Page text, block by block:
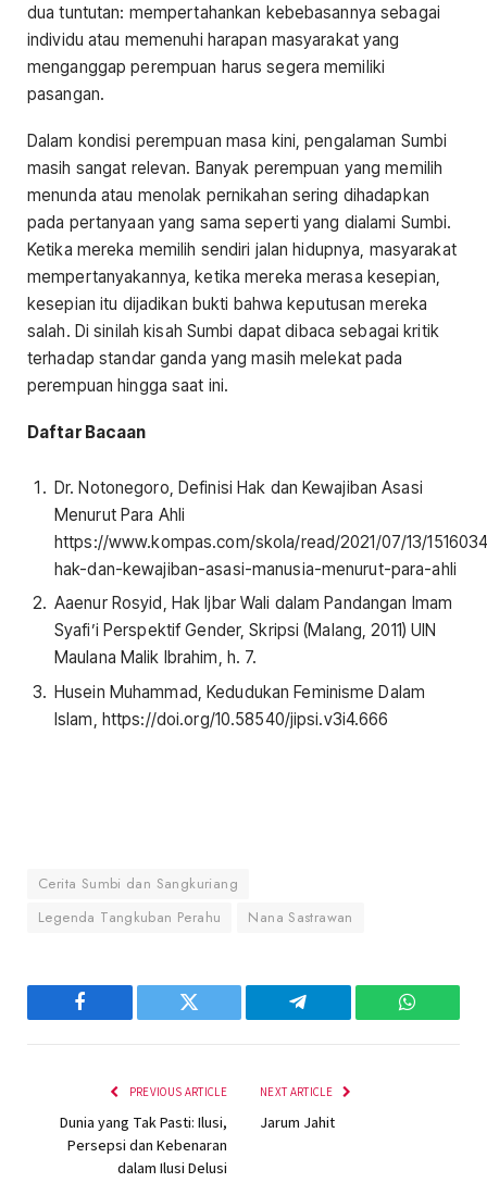
dua tuntutan: mempertahankan kebebasannya sebagai
individu atau memenuhi harapan masyarakat yang
menganggap perempuan harus segera memiliki
pasangan.
Dalam kondisi perempuan masa kini, pengalaman Sumbi
masih sangat relevan. Banyak perempuan yang memilih
menunda atau menolak pernikahan sering dihadapkan
pada pertanyaan yang sama seperti yang dialami Sumbi.
Ketika mereka memilih sendiri jalan hidupnya, masyarakat
mempertanyakannya, ketika mereka merasa kesepian,
kesepian itu dijadikan bukti bahwa keputusan mereka
salah. Di sinilah kisah Sumbi dapat dibaca sebagai kritik
terhadap standar ganda yang masih melekat pada
perempuan hingga saat ini.
Daftar Bacaan
Dr. Notonegoro, Definisi Hak dan Kewajiban Asasi
Menurut Para Ahli
https://www.kompas.com/skola/read/2021/07/13/
hak-dan-kewajiban-asasi-manusia-menurut-para-ahli
Aaenur Rosyid, Hak Ijbar Wali dalam Pandangan Imam
Syafi’i Perspektif Gender, Skripsi (Malang, 2011) UIN
Maulana Malik Ibrahim, h. 7.
Husein Muhammad, Kedudukan Feminisme Dalam
Islam, https://doi.org/10.58540/jipsi.v3i4.666
Cerita Sumbi dan Sangkuriang
Legenda Tangkuban Perahu
Nana Sastrawan
Facebook Twitter Telegram
PREVIOUS ARTICLE
Dunia yang Tak Pasti: Ilusi,
Persepsi dan Kebenaran
dalam Ilusi Delusi
NEXT ARTICLE
Jarum Jahit